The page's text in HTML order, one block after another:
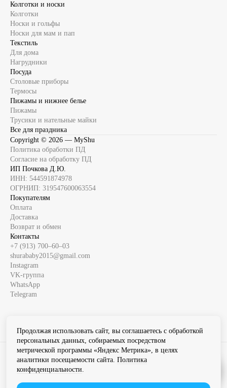
Колготки и носки
Колготки
Носки и гольфы
Носки для мам и пап
Текстиль
Для дома
Нагрудники
Посуда
Столовые приборы
Термосы
Пижамы и нижнее белье
Пижамы
Трусики и нательные майки
Все для праздника
Copyright © 2026 — MyShu
Политика обработки ПД
Согласие на обработку ПД
ИП Почкова Д.Ю.
ИНН: 544591874978
ОГРНИП: 319547600063554
Покупателям
Оплата
Доставка
Возврат и обмен
Контакты
+7 (913) 700‒60‒03
shurababy2015@gmail.com
Instagram
VK-группа
WhatsApp
Telegram
Instagram продукт компании Meta которая признана экстремистской
организацией в России
Продолжая использовать сайт, вы соглашаетесь с обработкой
персональных данных, собираемых посредством
метрической программы «Яндекс Метрика», в целях
аналитики посещаемости сайта. Политика
конфиденциальности.